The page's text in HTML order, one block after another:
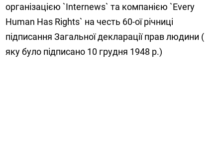
організацією `Internews` та компанією `Every
Human Has Rights` на честь 60-ої річниці
підписання Загальної декларації прав людини (
яку було підписано 10 грудня 1948 р.)